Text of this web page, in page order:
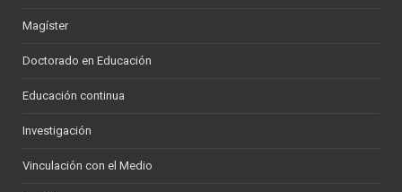
Magíster
Doctorado en Educación
Educación continua
Investigación
Vinculación con el Medio